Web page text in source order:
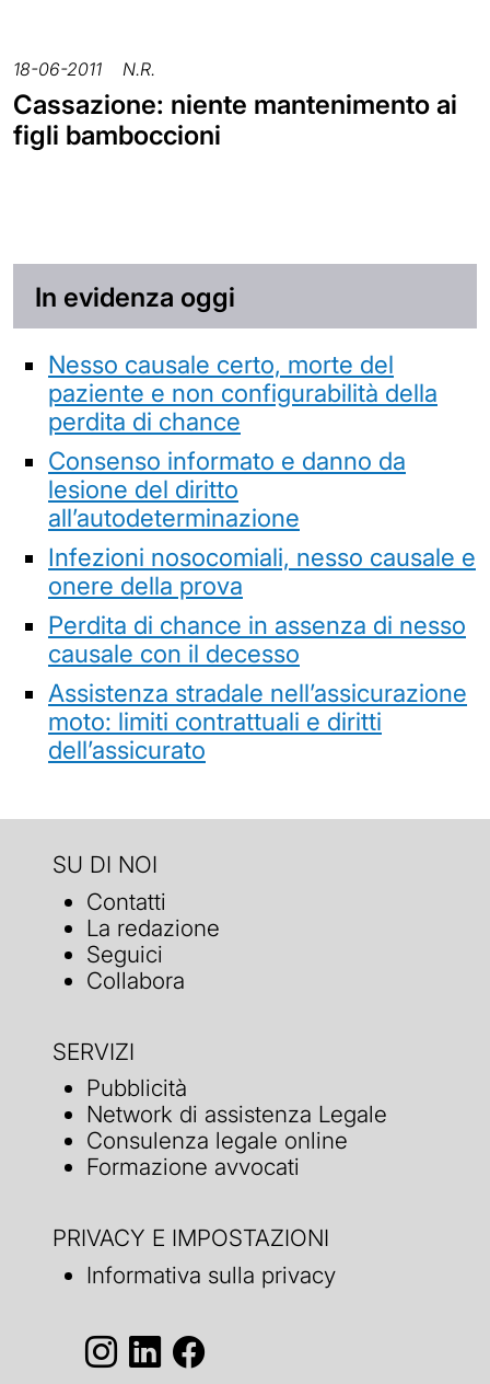
18-06-2011 N.R.
Cassazione: niente mantenimento ai
figli bamboccioni
In evidenza oggi
Nesso causale certo, morte del
paziente e non configurabilità della
perdita di chance
Consenso informato e danno da
lesione del diritto
all’autodeterminazione
Infezioni nosocomiali, nesso causale e
onere della prova
Perdita di chance in assenza di nesso
causale con il decesso
Assistenza stradale nell’assicurazione
moto: limiti contrattuali e diritti
dell’assicurato
SU DI NOI
Contatti
La redazione
Seguici
Collabora
SERVIZI
Pubblicità
Network di assistenza Legale
Consulenza legale online
Formazione avvocati
PRIVACY E IMPOSTAZIONI
Informativa sulla privacy